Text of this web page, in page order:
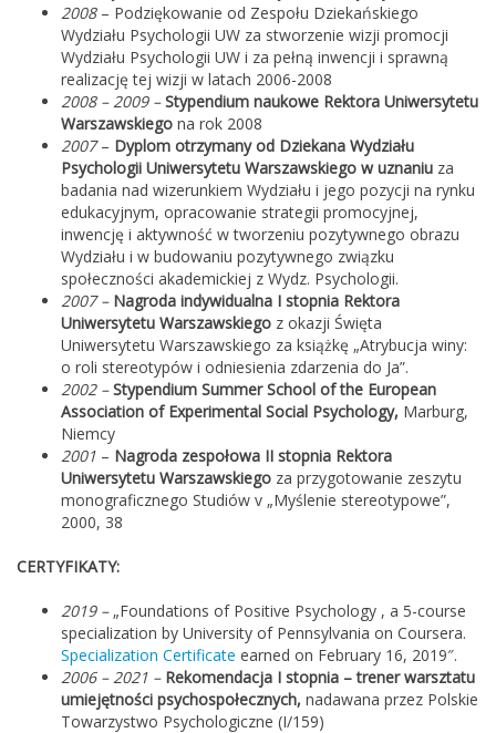
2008– Podziękowanie od Zespołu Dziekańskiego
Wydziału Psychologii UW za stworzenie wizji promocji
Wydziału Psychologii UW i za pełną inwencji i sprawną
realizację tej wizji w latach 2006-2008
2008 – 2009 – Stypendium naukowe Rektora Uniwersytetu
Warszawskiego na rok 2008
2007– Dyplom otrzymany od Dziekana Wydziału
Psychologii Uniwersytetu Warszawskiego w uznaniu za
badania nad wizerunkiem Wydziału i jego pozycji na rynku
edukacyjnym, opracowanie strategii promocyjnej,
inwencję i aktywność w tworzeniu pozytywnego obrazu
Wydziału i w budowaniu pozytywnego związku
społeczności akademickiej z Wydz. Psychologii.
2007 – Nagroda indywidualna I stopnia Rektora
Uniwersytetu Warszawskiego z okazji Święta
Uniwersytetu Warszawskiego za książkę „Atrybucja winy:
o roli stereotypów i odniesienia zdarzenia do Ja”.
2002 – Stypendium Summer School of the European
Association of Experimental Social Psychology, Marburg,
Niemcy
2001 – Nagroda zespołowa II stopnia Rektora
Uniwersytetu Warszawskiego za przygotowanie zeszytu
monograficznego Studiów v „Myślenie stereotypowe”,
2000, 38
CERTYFIKATY:
2019 –„Foundations of Positive Psychology , a 5-course
specialization by University of Pennsylvania on Coursera.
Specialization Certificate earned on February 16, 2019″.
2006 – 2021 – Rekomendacja I stopnia – trener warsztatu
umiejętności psychospołecznych, nadawana przez Polskie
Towarzystwo Psychologiczne (I/159)